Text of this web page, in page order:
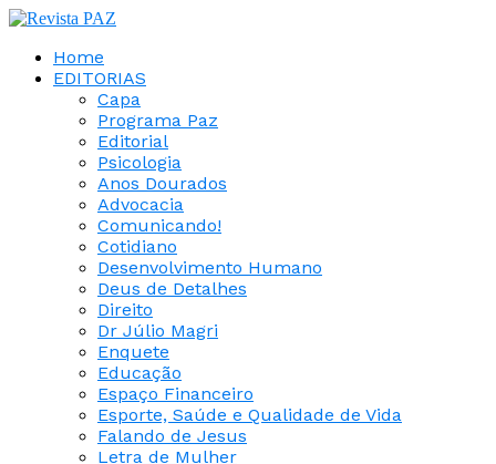
Home
EDITORIAS
Capa
Programa Paz
Editorial
Psicologia
Anos Dourados
Advocacia
Comunicando!
Cotidiano
Desenvolvimento Humano
Deus de Detalhes
Direito
Dr Júlio Magri
Enquete
Educação
Espaço Financeiro
Esporte, Saúde e Qualidade de Vida
Falando de Jesus
Letra de Mulher